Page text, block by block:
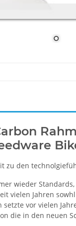
zu den
wieder
vielen Jahren
setzte vor vielen
die in den neuen